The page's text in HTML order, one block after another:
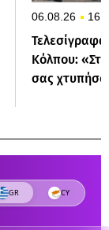
06.08.26
Κόλπου:
σας